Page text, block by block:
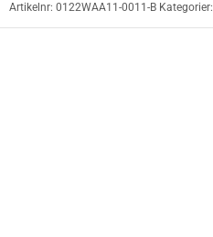
Artikelnr: 0122WAA11-0011-B Kategorier: